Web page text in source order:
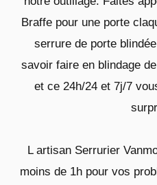
Braffe pour une porte
serrure de porte
savoir faire en blindage
et ce 24h/24 et 7j/7
L artisan Serrurier
moins de 1h pour vos